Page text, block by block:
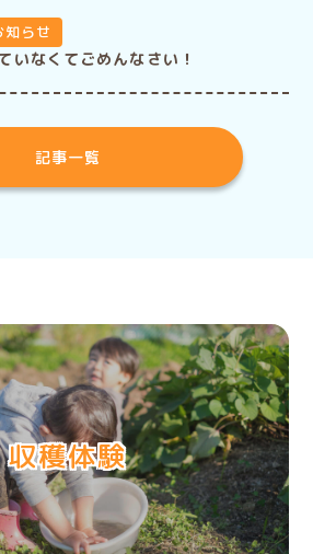
知らせ
いなくてごめんなさい！
記事一覧
収穫体験